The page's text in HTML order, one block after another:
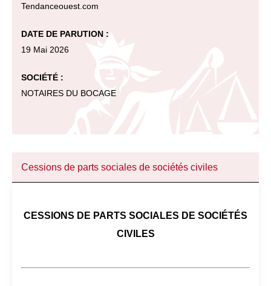
Tendanceouest.com
DATE DE PARUTION :
19 Mai 2026
SOCIÉTÉ :
NOTAIRES DU BOCAGE
Cessions de parts sociales de sociétés civiles
CESSIONS DE PARTS SOCIALES DE SOCIÉTÉS
CIVILES